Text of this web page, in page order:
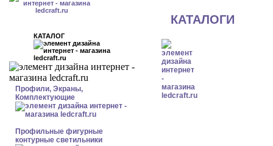
КАТАЛОГ
Профили, Экраны,
Комплектующие
Профильные фигурные
контурные светильники
КАТАЛОГИ